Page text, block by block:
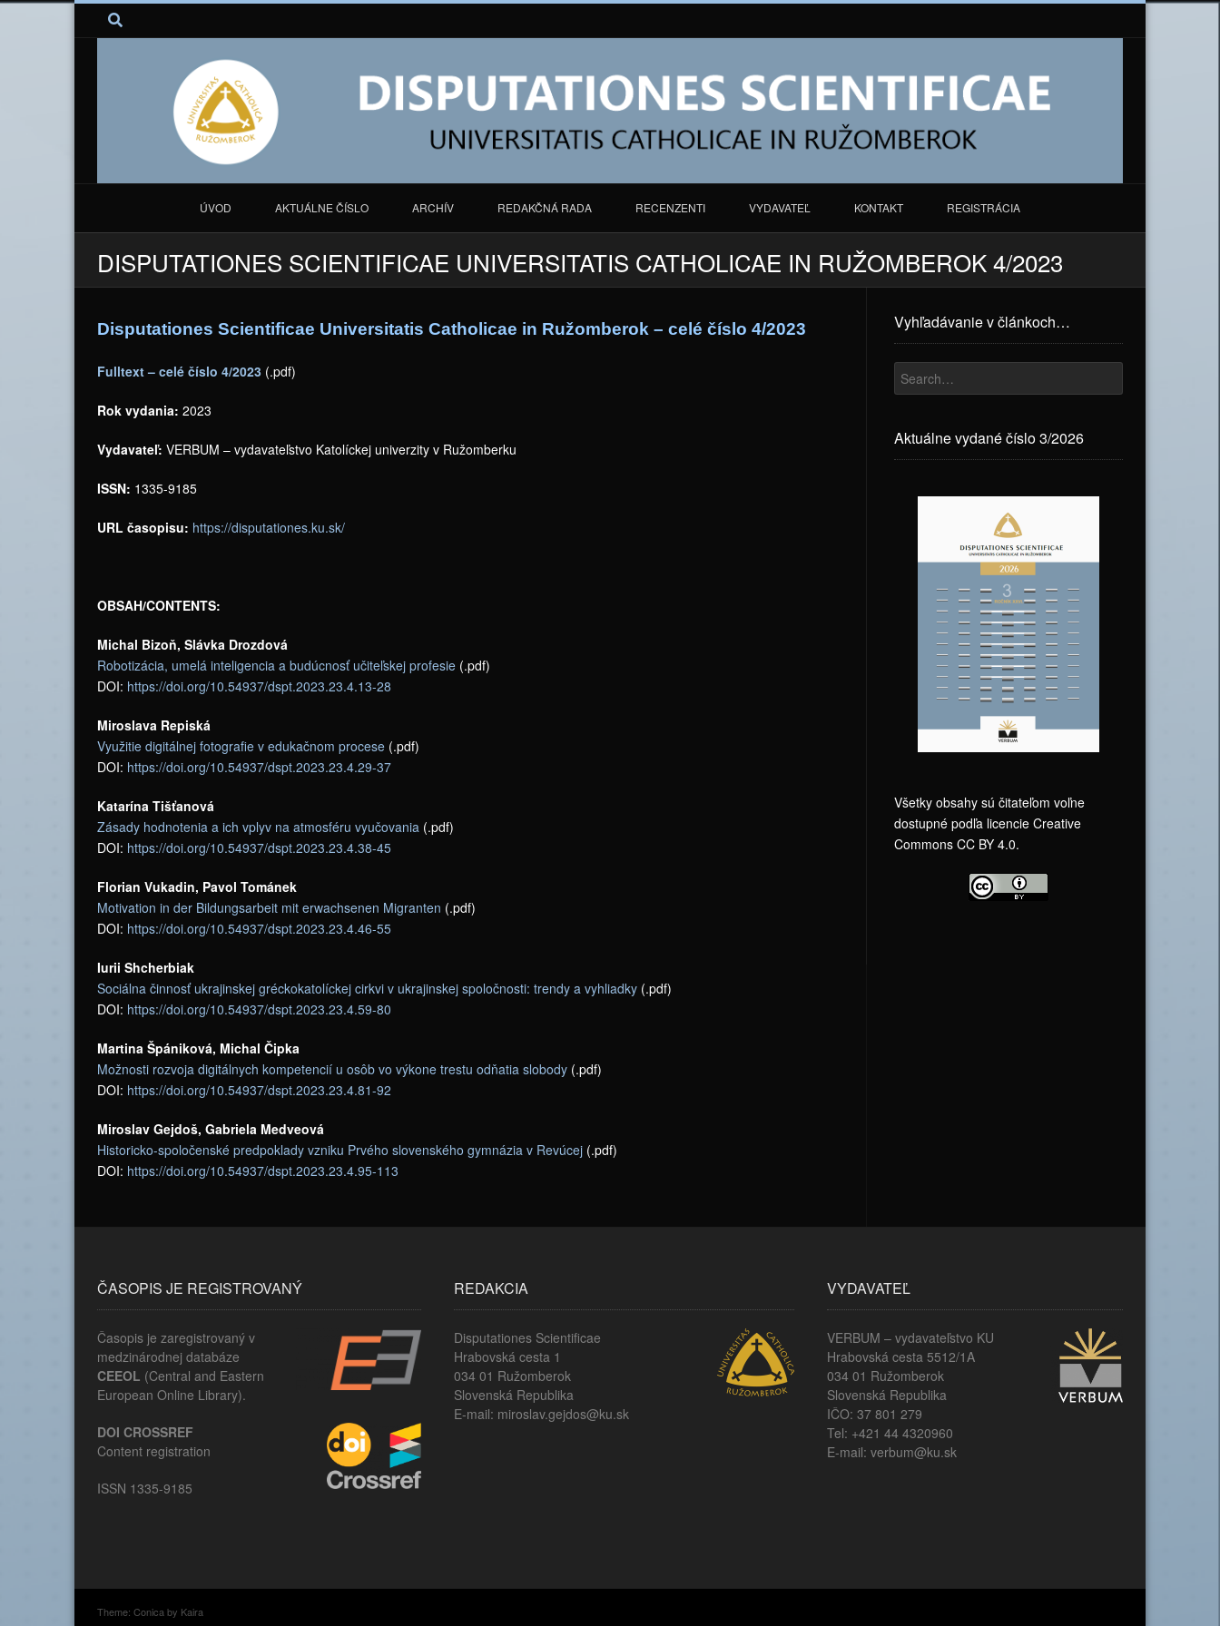
ÚVOD AKTUÁLNE ČÍSLO ARCHÍV REDAKČNÁ RADA RECENZENTI VYDAVATEĽ KONTAKT REGISTRÁCIA
DISPUTATIONES SCIENTIFICAE UNIVERSITATIS CATHOLICAE IN RUŽOMBEROK 4/2023
Disputationes Scientificae Universitatis Catholicae in Ružomberok – celé číslo 4/2023
Fulltext – celé číslo 4/2023 (.pdf)
Rok vydania: 2023
Vydavateľ: VERBUM – vydavateľstvo Katolíckej univerzity v Ružomberku
ISSN: 1335-9185
URL časopisu: https://disputationes.ku.sk/
OBSAH/CONTENTS:
Michal Bizoň, Slávka Drozdová
Robotizácia, umelá inteligencia a budúcnosť učiteľskej profesie (.pdf)
DOI: https://doi.org/10.54937/dspt.2023.23.4.13-28
Miroslava Repiská
Využitie digitálnej fotografie v edukačnom procese (.pdf)
DOI: https://doi.org/10.54937/dspt.2023.23.4.29-37
Katarína Tišťanová
Zásady hodnotenia a ich vplyv na atmosféru vyučovania (.pdf)
DOI: https://doi.org/10.54937/dspt.2023.23.4.38-45
Florian Vukadin, Pavol Tománek
Motivation in der Bildungsarbeit mit erwachsenen Migranten (.pdf)
DOI: https://doi.org/10.54937/dspt.2023.23.4.46-55
Iurii Shcherbiak
Sociálna činnosť ukrajinskej gréckokatolíckej cirkvi v ukrajinskej spoločnosti: trendy a vyhliadky (.pdf)
DOI: https://doi.org/10.54937/dspt.2023.23.4.59-80
Martina Špániková, Michal Čipka
Možnosti rozvoja digitálnych kompetencií u osôb vo výkone trestu odňatia slobody (.pdf)
DOI: https://doi.org/10.54937/dspt.2023.23.4.81-92
Miroslav Gejdoš, Gabriela Medveová
Historicko-spoločenské predpoklady vzniku Prvého slovenského gymnázia v Revúcej (.pdf)
DOI: https://doi.org/10.54937/dspt.2023.23.4.95-113
Vyhľadávanie v článkoch…
Aktuálne vydané číslo 3/2026
Všetky obsahy sú čitateľom voľne
dostupné podľa licencie Creative
Commons CC BY 4.0.
ČASOPIS JE REGISTROVANÝ
Časopis je zaregistrovaný v
medzinárodnej databáze
CEEOL (Central and Eastern
European Online Library).
DOI CROSSREF
Content registration
ISSN 1335-9185
REDAKCIA
Disputationes Scientificae
Hrabovská cesta 1
034 01 Ružomberok
Slovenská Republika
E-mail: miroslav.gejdos@ku.sk
VYDAVATEĽ
VERBUM – vydavateľstvo KU
Hrabovská cesta 5512/1A
034 01 Ružomberok
Slovenská Republika
IČO: 37 801 279
Tel: +421 44 4320960
E-mail: verbum@ku.sk
Theme: Conica by Kaira